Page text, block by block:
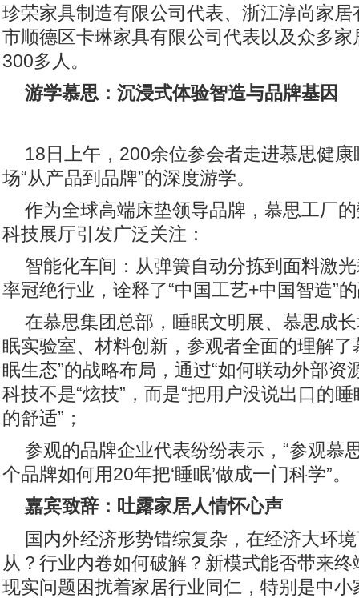
珍荣家具制造有限公司代表、浙江淳尚家
市顺德区卡琳家具有限公司代表以及众多
300多人。
游学慕思：沉浸式体验智造与品牌基因
18日上午，200余位参会者走进慕思健
场“从产品到品牌”的深度游学。
作为全球高端床垫领导品牌，慕思工厂
科技展厅引发广泛关注：
智能化车间：从弹簧自动分拣到面料激
率冠绝行业，诠释了“中国工艺+中国智造”
在慕思集团总部，睡眠文明展、慕思成
眠实验室、材料创新，参观者全面的理解了
眠生态”的战略布局，通过“如何联动外部资
科技不是“炫技”，而是“把用户没说出口的
的舒适”；
参观的品牌企业代表纷纷表示，“参观慕
个品牌如何用20年把‘睡眠’做成一门科学”。
嘉宾致辞：吐露家居人情怀心声
国内外经济形势错综复杂，在经济大环
从？行业内卷如何破解？新模式能否带来
现实问题困扰着家居行业同仁，特别是中